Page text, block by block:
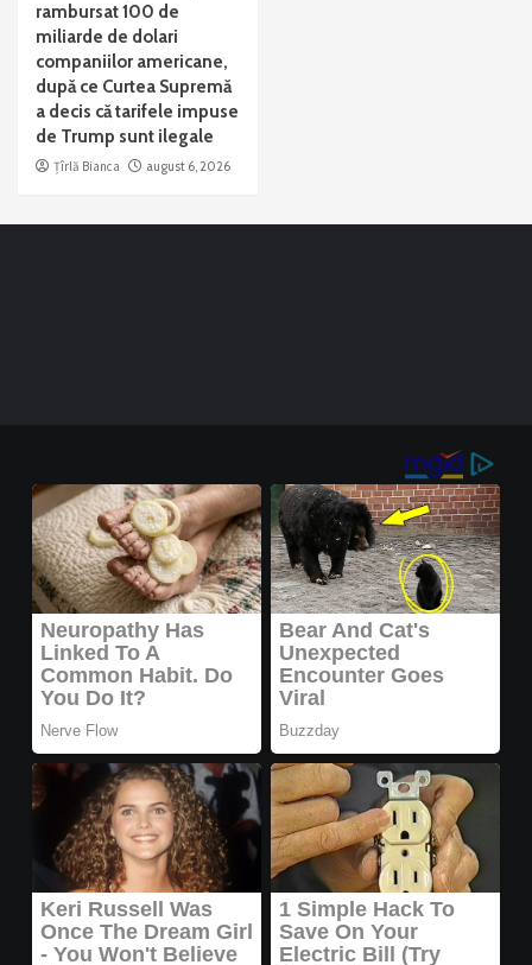
rambursat 100 de
miliarde de dolari
companiilor americane,
după ce Curtea Supremă
a decis că tarifele impuse
de Trump sunt ilegale
Țîrlă Bianca august 6, 2026